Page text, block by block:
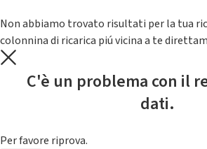
Non abbiamo trovato risultati per la tua
colonnina di ricarica piú vicina a te
C'è un problema con il
dati.
Per favore riprova.